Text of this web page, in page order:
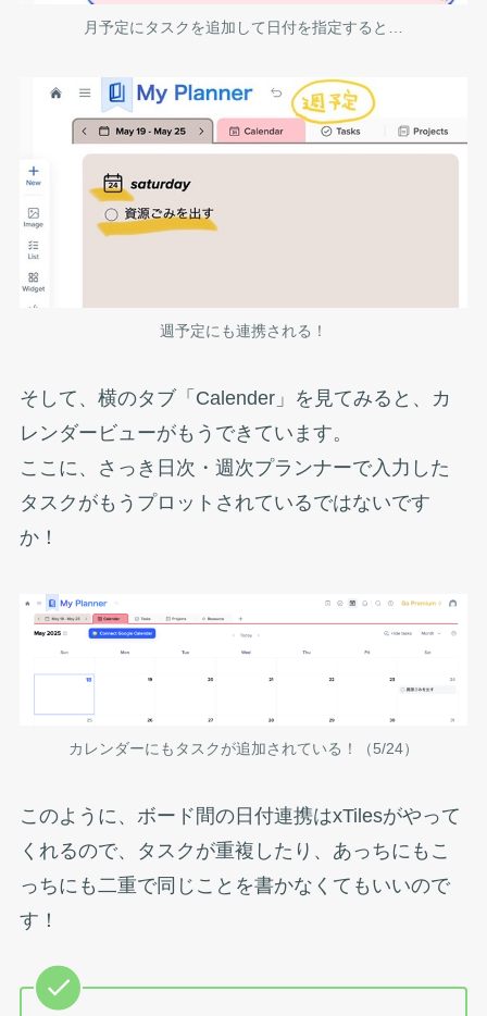
月予定にタスクを追加して日付を指定すると…
週予定にも連携される！
そして、横のタブ「Calender」を見てみると、カ
レンダービューがもうできています。
ここに、さっき日次・週次プランナーで入力した
タスクがもうプロットされているではないです
か！
カレンダーにもタスクが追加されている！（5/24）
このように、ボード間の日付連携はxTilesがやって
くれるので、タスクが重複したり、あっちにもこ
っちにも二重で同じことを書かなくてもいいので
す！